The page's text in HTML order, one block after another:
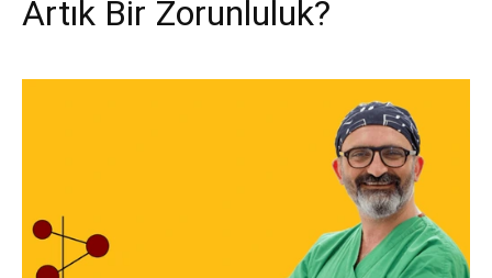
Artık Bir Zorunluluk?